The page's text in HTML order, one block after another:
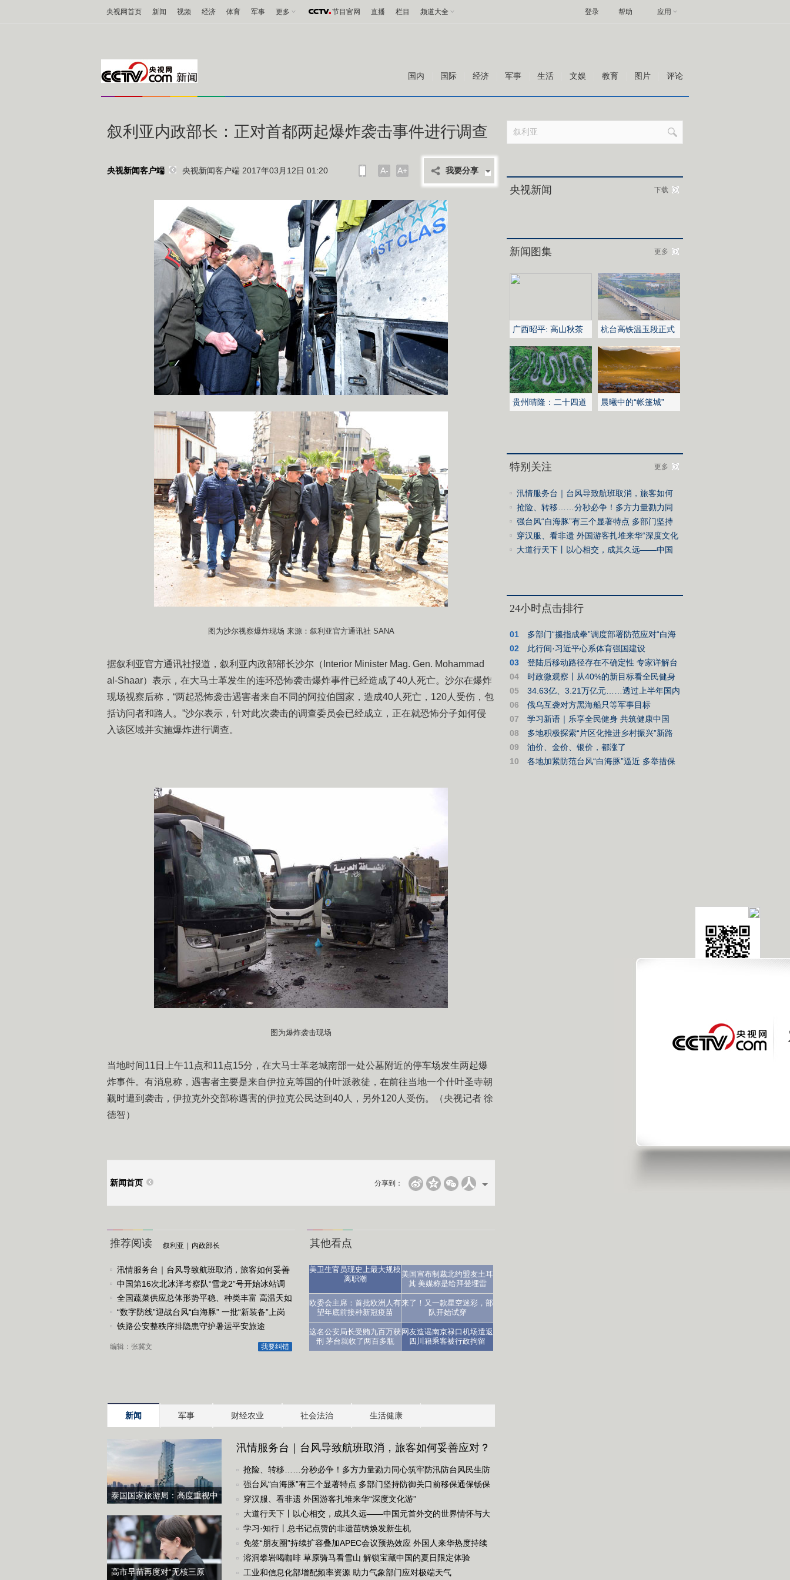
央视网首页 新闻 视频 经济 体育 军事 更多 节目官网 直播 栏目 频道大全 帮助 应用
登录
国内 国际 经济 军事 生活 文娱 教育 图片 评论
叙利亚内政部长：正对首都两起爆炸袭击事件进行调查
央视新闻客户端 央视新闻客户端 2017年03月12日 01:20 A- A+ 我要分享
图为沙尔视察爆炸现场 来源：叙利亚官方通讯社 SANA
据叙利亚官方通讯社报道，叙利亚内政部部长沙尔（Interior Minister Mag. Gen. Mohammad
al-Shaar）表示，在大马士革发生的连环恐怖袭击爆炸事件已经造成了40人死亡。沙尔在爆炸
现场视察后称，“两起恐怖袭击遇害者来自不同的阿拉伯国家，造成40人死亡，120人受伤，包
括访问者和路人。”沙尔表示，针对此次袭击的调查委员会已经成立，正在就恐怖分子如何侵
入该区域并实施爆炸进行调查。
图为爆炸袭击现场
当地时间11日上午11点和11点15分，在大马士革老城南部一处公墓附近的停车场发生两起爆
炸事件。有消息称，遇害者主要是来自伊拉克等国的什叶派教徒，在前往当地一个什叶圣寺朝
觐时遭到袭击，伊拉克外交部称遇害的伊拉克公民达到40人，另外120人受伤。（央视记者 徐
德智）
新闻首页 分享到：
推荐阅读 叙利亚 内政部长
汛情服务台｜台风导致航班取消，旅客如何妥善
应对？这个“前提”..
中国第16次北冰洋考察队“雪龙2”号开始冰站调
查作业
全国蔬菜供应总体形势平稳、种类丰富 高温天如
何科学吃菜？“指..
“数字防线”迎战台风“白海豚” 一批“新装备”上岗
助力防御链..
铁路公安整秩序排隐患守护暑运平安旅途
我要纠错
编辑：张冀文
其他看点
美卫生官员现史上最大规模
离职潮
医生：让人沮丧
美国宣布制裁北约盟友土耳
其 美媒称是给拜登埋雷
欧委会主席：首批欧洲人有
望年底前接种新冠疫苗
来了！又一款星空迷彩，部
队开始试穿
这名公安局长受贿九百万获
刑 茅台就收了两百多瓶
网友造谣南京禄口机场遣返
四川籍乘客被行政拘留
新闻 军事 财经农业 社会法治 生活健康
泰国国家旅游局：高度重视中
服务
高市早苗再度对“无核三原
汛情服务台｜台风导致航班取消，旅客如何妥善应对？
这个“前提”很关键↓
抢险、转移……分秒必争！多方力量勠力同心筑牢防汛防台风民生防
线
强台风“白海豚”有三个显著特点 多部门坚持防御关口前移保通保畅保
安全
穿汉服、看非遗 外国游客扎堆来华“深度文化游”
大道行天下丨以心相交，成其久远——中国元首外交的世界情怀与大
国气派
学习·知行丨总书记点赞的非遗苗绣焕发新生机
免签“朋友圈”持续扩容叠加APEC会议预热效应 外国人来华热度持续
攀升
溶洞攀岩喝咖啡 草原骑马看雪山 解锁宝藏中国的夏日限定体验
工业和信息化部增配频率资源 助力气象部门应对极端天气
央视新闻 下载
新闻图集 更多
广西昭平: 高山秋茶
采摘忙
杭台高铁温玉段正式
开通运营
贵州晴隆：二十四道
晨曦中的“帐篷城”
特别关注 更多
汛情服务台｜台风导致航班取消，旅客如何
妥善应对？这个“前提”很关键↓
抢险、转移……分秒必争！多方力量勠力同
心筑牢防汛防台风民生防线
强台风“白海豚”有三个显著特点 多部门坚持
防御关口前移保通保畅保安全
穿汉服、看非遗 外国游客扎堆来华“深度文化
游”
大道行天下丨以心相交，成其久远——中国
24小时点击排行
01
多部门“攥指成拳”调度部署防范应对“白海
豚”登陆 全力以赴护民生保安全
02
此行间·习近平心系体育强国建设
03
登陆后移动路径存在不确定性 专家详解台
风“白海豚”影响
04
时政微观察丨从40%的新目标看全民健身
事业高质量发展
05
34.63亿、3.21万亿元……透过上半年国内
居民出游“成绩单”看消费新动向
06
俄乌互袭对方黑海船只等军事目标
07
学习新语｜乐享全民健身 共筑健康中国
08
多地积极探索“片区化推进乡村振兴”新路
径 立足资源禀赋打开发展“新空间”
09
油价、金价、银价，都涨了
10
各地加紧防范台风“白海豚”逼近 多举措保